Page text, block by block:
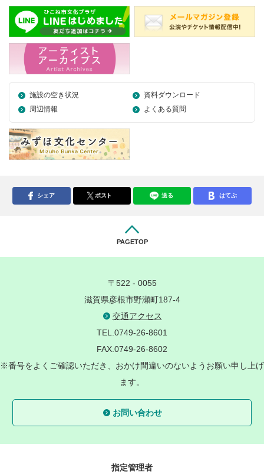
施設の空き状況
資料ダウンロード
周辺情報
よくある質問
シェア ポスト 送る はてぶ
PAGETOP
〒522 - 0055
滋賀県彦根市野瀬町187-4
交通アクセス
TEL.0749-26-8601
FAX.0749-26-8602
※番号をよくご確認いただき、おかけ間違いのないようお願い申し上げ
ます。
お問い合わせ
指定管理者